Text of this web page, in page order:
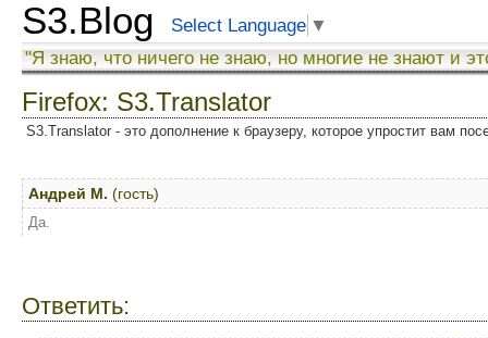
S3.Blog Select Language ▼
"Я знаю, что ничего не знаю, но многие не знают и
Firefox: S3.Translator
S3.Translator - это дополнение к браузеру, которое упростит вам
Андрей М. (гость)
Да.
Ответить: